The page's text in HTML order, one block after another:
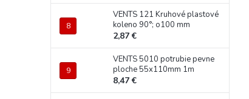
VENTS 121 Kruhové plastové
koleno 90°; o100 mm
2,87 €
VENTS 5010 potrubie pevne
ploche 55x110mm 1m
8,47 €